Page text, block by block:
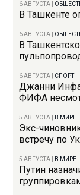
6 АВГУСТА
В Ташкенте
6 АВГУСТА
В
6 АВГУСТА СПОРТ
Джанни
ФИФА
5 АВГУСТА В МИРЕ
Экс-
встречу по
5 АВГУСТА В МИРЕ
Путин